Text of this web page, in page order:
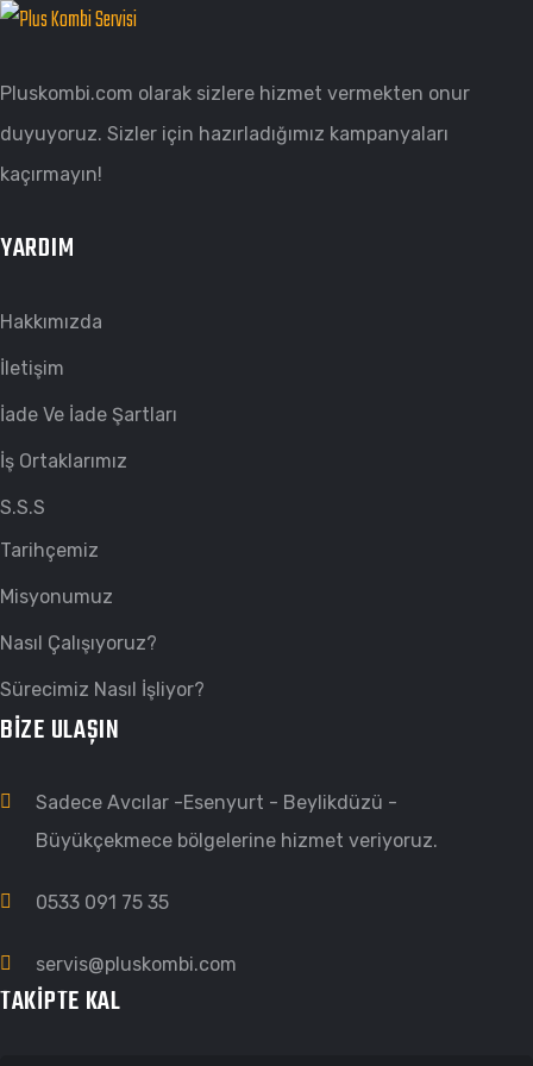
Pluskombi.com olarak sizlere hizmet vermekten onur
duyuyoruz. Sizler için hazırladığımız kampanyaları
kaçırmayın!
YARDIM
Hakkımızda
İletişim
İade Ve İade Şartları
İş Ortaklarımız
S.S.S
Tarihçemiz
Misyonumuz
Nasıl Çalışıyoruz?
Sürecimiz Nasıl İşliyor?
BIZE ULAŞIN
Sadece Avcılar -Esenyurt - Beylikdüzü -
Büyükçekmece bölgelerine hizmet veriyoruz.
0533 091 75 35
servis@pluskombi.com
TAKIPTE KAL